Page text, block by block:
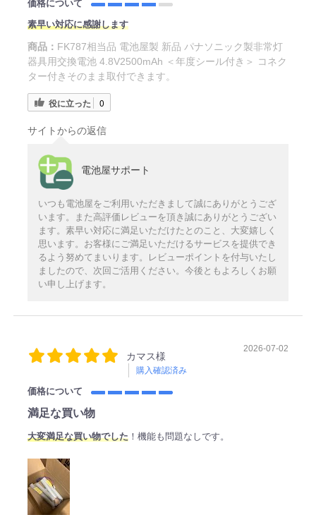
価格について
素早い対応に感謝します
商品： FK787相当品 電池屋製 新品 パナソニック製非常灯
器具用交換電池 4.8V2500mAh ＜年度シール付き＞ コネク
ター付きそのまま取付できます。
役に立った 0
サイトからの返信
電池屋サポート
いつも電池屋をご利用いただきまして誠にありがとうござ
います。また高評価レビューを頂き誠にありがとうござい
ます。素早い対応に満足いただけたとのこと、大変嬉しく
思います。お客様にご満足いただけるサービスを提供でき
るよう努めてまいります。レビューポイントを付与いたし
ましたので、次回ご活用ください。今後ともよろしくお願
い申し上げます。
カマス様
購入確認済み
2026-07-02
価格について
満足な買い物
大変満足な買い物でした！機能も問題なしです。